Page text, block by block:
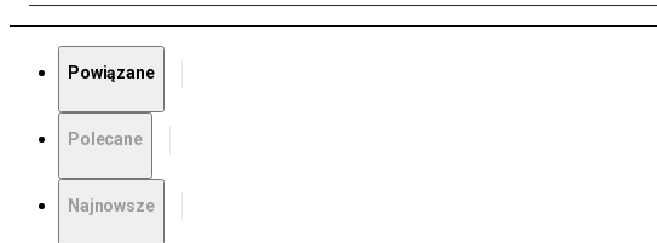
Powiązane
Polecane
Najnowsze